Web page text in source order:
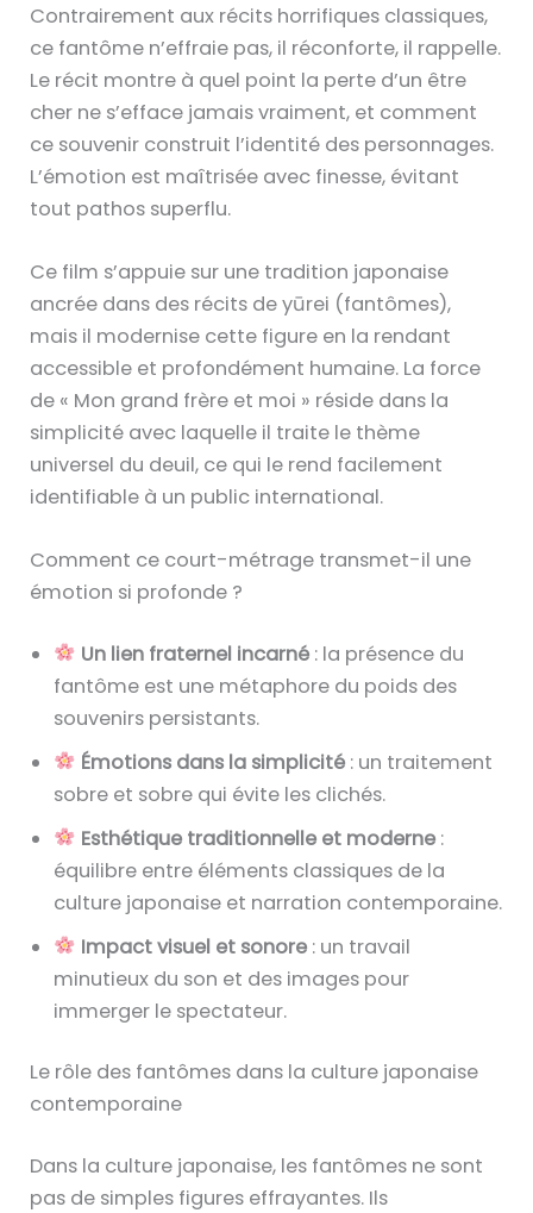
Contrairement aux récits horrifiques classiques,
ce fantôme n’effraie pas, il réconforte, il rappelle.
Le récit montre à quel point la perte d’un être
cher ne s’efface jamais vraiment, et comment
ce souvenir construit l’identité des personnages.
L’émotion est maîtrisée avec finesse, évitant
tout pathos superflu.
Ce film s’appuie sur une tradition japonaise
ancrée dans des récits de yūrei (fantômes),
mais il modernise cette figure en la rendant
accessible et profondément humaine. La force
de « Mon grand frère et moi » réside dans la
simplicité avec laquelle il traite le thème
universel du deuil, ce qui le rend facilement
identifiable à un public international.
Comment ce court-métrage transmet-il une
émotion si profonde ?
Un lien fraternel incarné: la présence du
fantôme est une métaphore du poids des
souvenirs persistants.
Émotions dans la simplicité: un traitement
sobre et sobre qui évite les clichés.
Esthétique traditionnelle et moderne:
équilibre entre éléments classiques de la
culture japonaise et narration contemporaine.
Impact visuel et sonore: un travail
minutieux du son et des images pour
immerger le spectateur.
Le rôle des fantômes dans la culture japonaise
contemporaine
Dans la culture japonaise, les fantômes ne sont
pas de simples figures effrayantes. Ils